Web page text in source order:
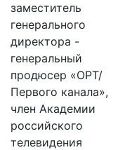
заместитель
генерального
директора -
генеральный
продюсер «ОРТ/
Первого канала»,
член Академии
российского
телевидения